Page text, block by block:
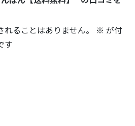
ることはありません。
※ が付
す